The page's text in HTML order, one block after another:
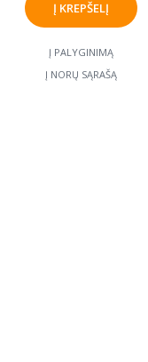
Į PALYGINIMĄ
Į NORŲ SĄRAŠĄ